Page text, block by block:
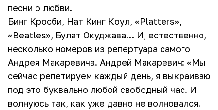
песни о любви.
Бинг Кросби, Нат Кинг Коул, «Platters»,
«Beatles», Булат Окуджава… И, естественно,
несколько номеров из репертуара самого
Андрея Макаревича. Андрей Макаревич: «Мы
сейчас репетируем каждый день, я выкраиваю
под это буквально любой свободный час. И
волнуюсь так, как уже давно не волновался.